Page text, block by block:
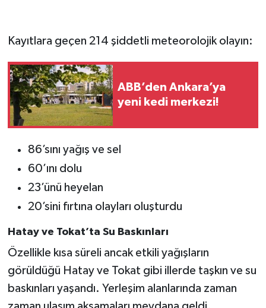
Kayıtlara geçen 214 şiddetli meteorolojik olayın:
ABB’den Ankara’ya
yeni kedi merkezi!
86’sını yağış ve sel
60’ını dolu
23’ünü heyelan
20’sini fırtına olayları oluşturdu
Hatay ve Tokat’ta Su Baskınları
Özellikle kısa süreli ancak etkili yağışların
görüldüğü Hatay ve Tokat gibi illerde taşkın ve su
baskınları yaşandı. Yerleşim alanlarında zaman